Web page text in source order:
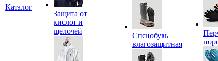
Каталог
Защита от
кислот и
щелочей
Спецобувь
влагозащитная